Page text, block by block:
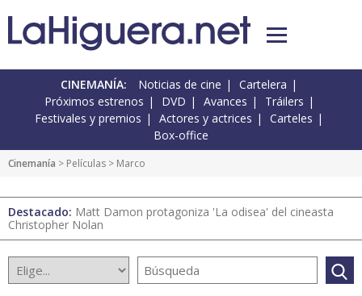
CINEMANÍA: Noticias de cine
Cartelera
Próximos estrenos
DVD Avances
Tráilers
Festivales y premios
Actores y actrices
Carteles
Box-office
Cinemanía > Películas > Marco
Destacado: Matt Damon protagoniza 'La odisea' del cineasta
Christopher Nolan